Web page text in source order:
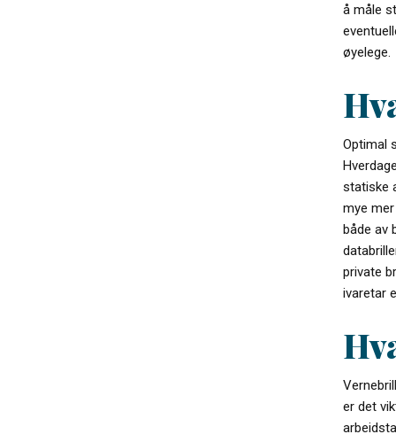
å måle
øyelege.
Optimal
statiske
mye
både av
private
ivaretar
er det